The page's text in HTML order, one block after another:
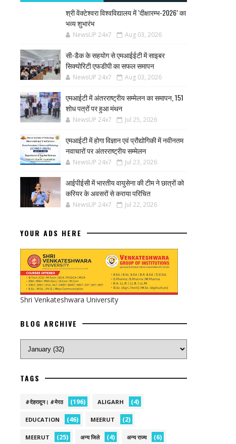
श्री वेंक्टेश्वरा विश्वविद्यालय में ‘दीक्षारम्भ-2026’ का
भव्य शुभारंभ
NewsUP 24x7 Aug 03, 2026
सी-डैक के सहयोग से एमआईईटी में साइबर
सिक्योरिटी एफडीपी का सफल समापन
NewsUP 24x7 Aug 03, 2026
एमआईटी में अंतरराष्ट्रीय सम्मेलन का समापन, 151
शोध पत्रों पर हुआ मंथन
NewsUP 24x7 Jul 25, 2026
एमआईटी में होगा विज्ञान एवं प्रौद्योगिकी में नवीनतम
नवाचारों पर अंतरराष्ट्रीय सम्मेलन
NewsUP 24x7 Jul 23, 2026
आईपीईसी में भारतीय वायुसेना की टीम ने छात्रों को
करियर के अवसरों से कराया परिचित
NewsUP 24x7 Jul 22, 2026
YOUR ADS HERE
Shri Venkateshwara University
BLOG ARCHIVE
TAGS
#देहरादून। #मेरठ (196) ALIGARH (4)
EDUCATION (46) MEERUT (2)
MEERUT (25) अन्य जिले (4) अन्य राज्य (6)